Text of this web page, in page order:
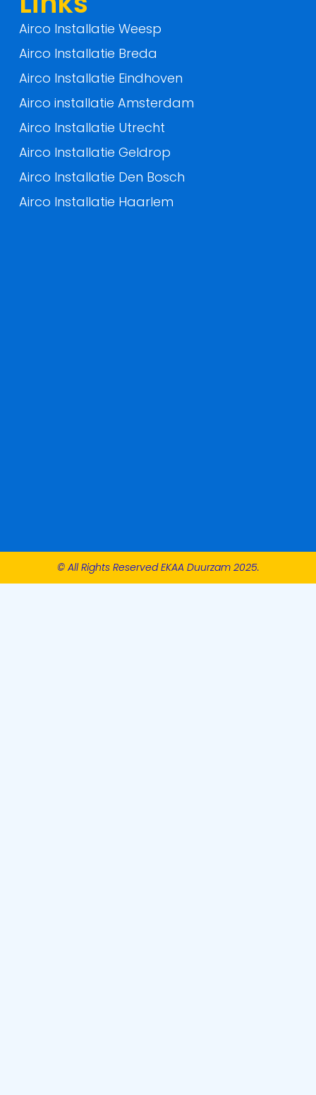
Airco Installatie Weesp
Airco Installatie Breda
Airco Installatie Eindhoven
Airco installatie Amsterdam
Airco Installatie Utrecht
Airco Installatie Geldrop
Airco Installatie Den Bosch
Airco Installatie Haarlem
© All Rights Reserved EKAA Duurzam 2025.